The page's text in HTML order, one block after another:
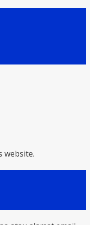
website.